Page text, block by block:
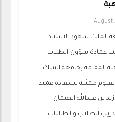
الملك سعود الاستاذ
عمادة شؤون الطلاب
المقامة بجامعة الملك
ممثلة بسعادة عميد
بن عبدالله العثمان -
الطلاب والطالبات